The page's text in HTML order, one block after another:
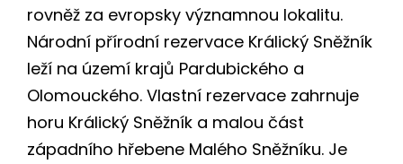
rovněž za evropsky významnou lokalitu.
Národní přírodní rezervace Králický Sněžník
leží na území krajů Pardubického a
Olomouckého. Vlastní rezervace zahrnuje
horu Králický Sněžník a malou část
západního hřebene Malého Sněžníku. Je